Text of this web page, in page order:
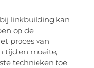
linkbuilding kan
op de
proces van
tijd en moeite,
technieken toe